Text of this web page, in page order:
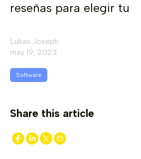
reseñas para elegir tu
Lukas Joseph
may 19, 2023
Software
Share this article